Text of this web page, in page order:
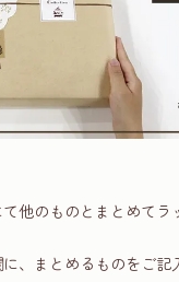
他のものとまとめてラ
、まとめるものをご記